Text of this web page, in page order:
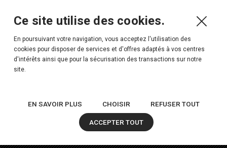
Ce site utilise des cookies.
En poursuivant votre navigation, vous acceptez l'utilisation des
cookies pour disposer de services et d'offres adaptés à vos centres
d'intérêts ainsi que pour la sécurisation des transactions sur notre
site.
EN SAVOIR PLUS CHOISIR REFUSER TOUT
ACCEPTER TOUT